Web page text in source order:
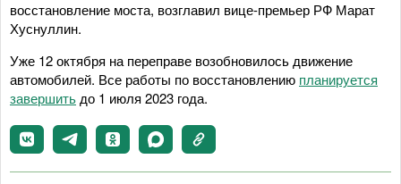
восстановление моста, возглавил вице-премьер РФ Марат
Хуснуллин.
Уже 12 октября на переправе возобновилось движение
автомобилей. Все работы по восстановлению планируется
завершить до 1 июля 2023 года.